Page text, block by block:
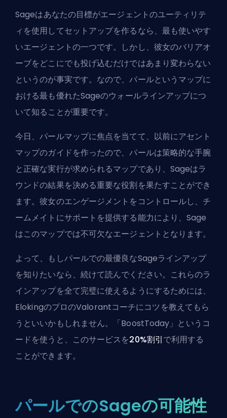
Sageはあなたの目標がエージェントのユーティリテ
ィを使用してセットアップを作るなら、最も使いやす
いエージェントの一つです。しかし、彼女のバリアオ
ーブをどこにでも投げ込むだけではあまり変わらない
というのが事実です。なので、パールというマップに
おける最も優れたSageのウォールラインアップにつ
いて知ることが重要です。
今日、パールマップに焦点を当てて、以前にアセント
マップのガイドを作ったので、パールは策略的な手腕
と正確な実行が求められるマップであり、Sageはラ
ウンドの結果を決める重要な役割を果たすことができ
ます。彼女のエンゲージメントをコントロールし、チ
ームメイトにサポートを提供する能力により、Sage
はこのマップでは不可欠なエージェントとなります。
よって、もしパールでの最優良なSageラインアップ
を知りたいなら、続けて読んでください。これらのラ
インアップを全て完璧に使えるようにするためには、
ElokingのプロのValorantコーチにコツを教えてもら
うといいかもしれません。「BoostToday」というコ
ードを使うと、このサービスを20%割引で利用する
ことができます。
パールでのSageの可能性